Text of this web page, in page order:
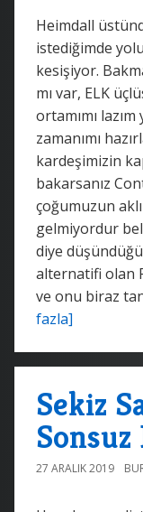
Heimdall
istediğimde
kesişiyor.
mı var, ELK
ortamımı
zamanımı
kardeşimizin
bakarsanız
çoğumuzun
gelmiyordur
diye
alternatifi olan
ve onu biraz
fazla]
Sekiz
27 ARALIK 2019